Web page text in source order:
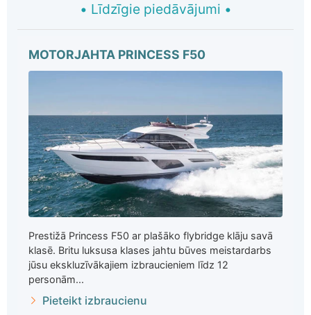
• Līdzīgie piedāvājumi •
MOTORJAHTA PRINCESS F50
Prestižā Princess F50 ar plašāko flybridge klāju savā
klasē. Britu luksusa klases jahtu būves meistardarbs
jūsu ekskluzīvākajiem izbraucieniem līdz 12
personām...
Pieteikt izbraucienu